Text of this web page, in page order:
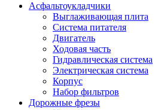
Асфальтоукладчики
Выглаживающая плита
Система питателя
Двигатель
Ходовая часть
Гидравлическая система
Электрическая система
Корпус
Набор фильтров
Дорожные фрезы